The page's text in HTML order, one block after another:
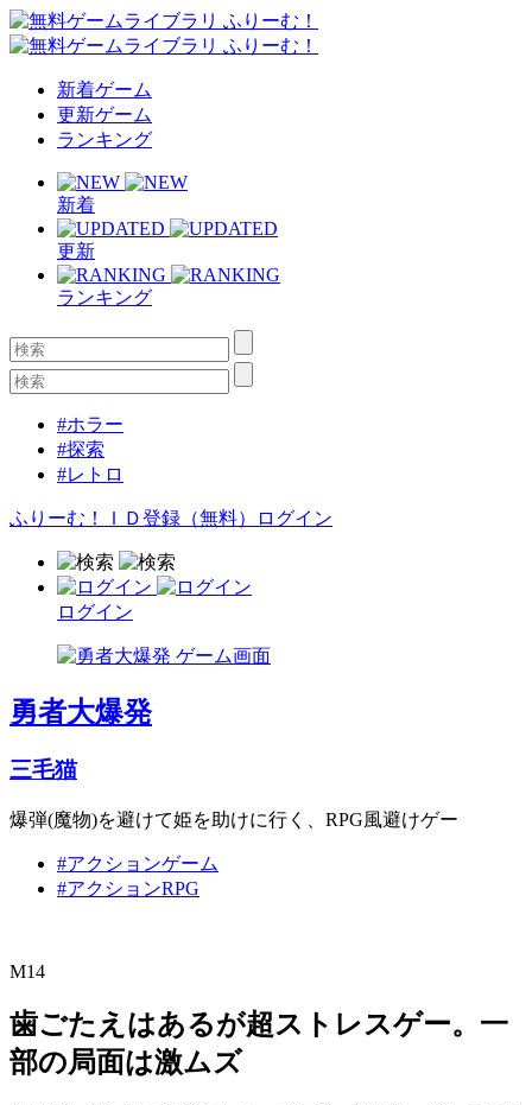
新着ゲーム
更新ゲーム
ランキング
新着
更新
ランキング
#ホラー
#探索
#レトロ
ふりーむ！ＩＤ登録（無料） ログイン
ログイン
勇者大爆発
三毛猫
爆弾(魔物)を避けて姫を助けに行く、RPG風避けゲー
#アクションゲーム
#アクションRPG
M14
歯ごたえはあるが超ストレスゲー。一
部の局面は激ムズ